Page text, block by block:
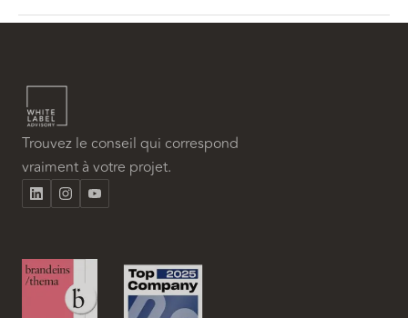
Trouvez le conseil qui correspond
vraiment à votre projet.